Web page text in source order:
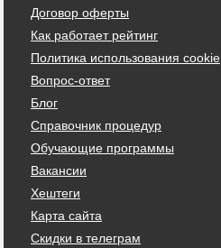
Договор оферты
Как работает рейтинг
Политика использования cookie
Вопрос-ответ
Блог
Справочник процедур
Обучающие программы
Вакансии
Хештеги
Карта сайта
Скидки в телеграм